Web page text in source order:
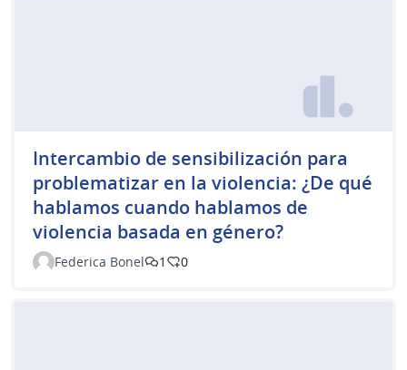
Intercambio de sensibilización para
problematizar en la violencia: ¿De qué
hablamos cuando hablamos de
violencia basada en género?
Federica Bonel 1 0